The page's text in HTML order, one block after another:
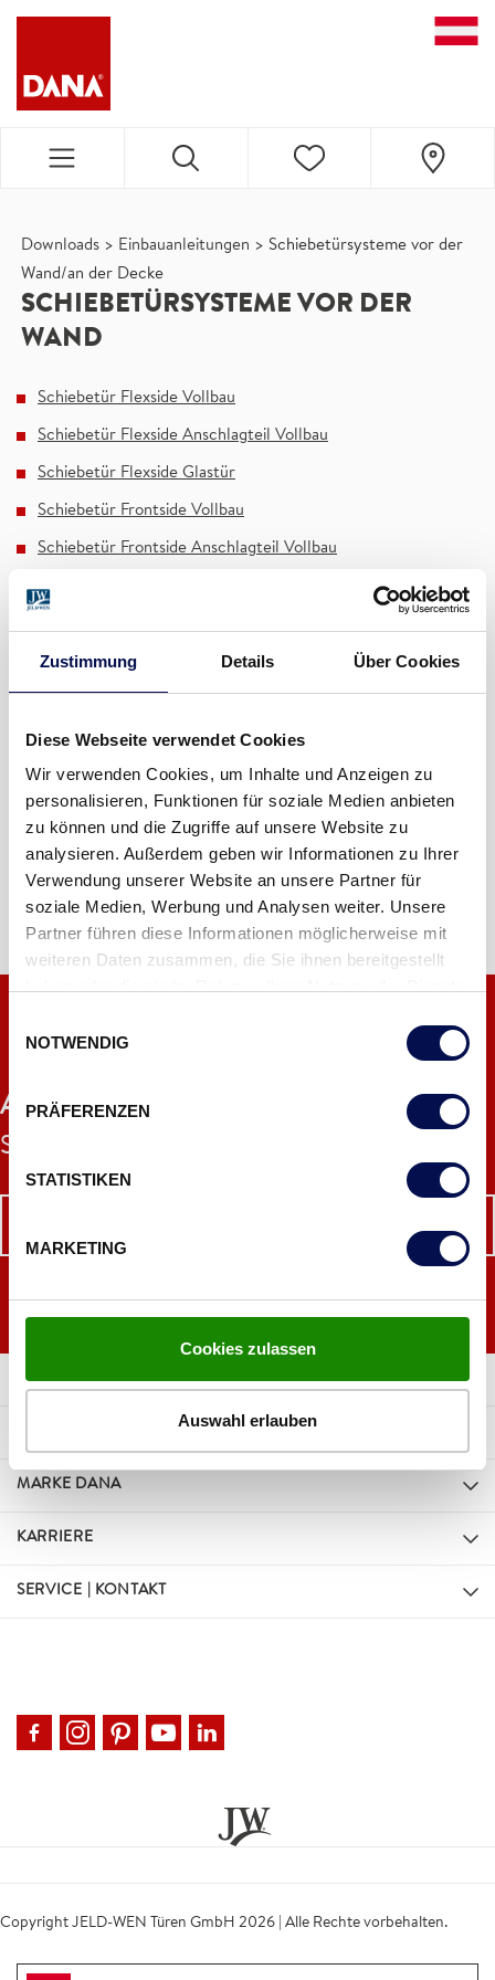
Zustimmung Details Über Cookies
Diese Webseite verwendet Cookies
Wir verwenden Cookies, um Inhalte und Anzeigen zu
personalisieren, Funktionen für soziale Medien anbieten
zu können und die Zugriffe auf unsere Website zu
analysieren. Außerdem geben wir Informationen zu Ihrer
Verwendung unserer Website an unsere Partner für
soziale Medien, Werbung und Analysen weiter. Unsere
Partner führen diese Informationen möglicherweise mit
weiteren Daten zusammen, die Sie ihnen bereitgestellt
NOTWENDIG
PRÄFERENZEN
STATISTIKEN
MARKETING
Cookies zulassen
Auswahl erlauben
DANA NAVIGATION
Downloads > Einbauanleitungen > Schiebetürsysteme vor der
Wand/an der Decke
SCHIEBETÜRSYSTEME VOR DER
WAND
Schiebetür Flexside Vollbau
Schiebetür Flexside Anschlagteil Vollbau
Schiebetür Flexside Glastür
Schiebetür Frontside Vollbau
Schiebetür Frontside Anschlagteil Vollbau
Schiebetür Frontside Glastür
Schiebetür Frontega Anschlagteil Vollbau
Schiebetür Frontega Glastür
VB-Light Soft Schiebetürbeschlag
MARKE DANA
KARRIERE
SERVICE | KONTAKT
DANA SCHAURÄUME
AUF. ZU.Ihrem Türenerlebnis im DANA
Schauraum!
Copyright JELD-WEN Türen GmbH 2026 | Alle Rechte vorbehalten.